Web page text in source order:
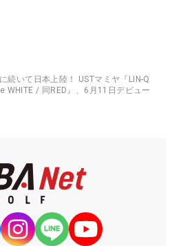
に続いて日本上陸！ USTマミヤ『LIN-Q
WHITE / 同RED』、6月11日デビュー